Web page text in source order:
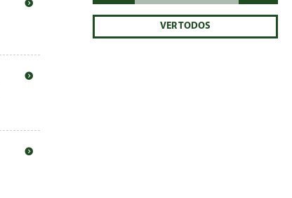
VER TODOS